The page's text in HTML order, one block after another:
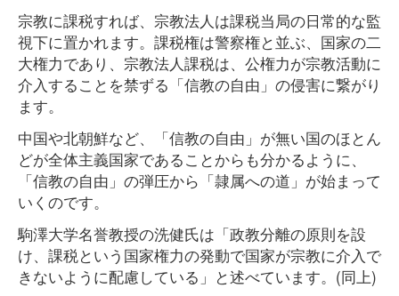
宗教に課税すれば、宗教法人は課税当局の日常的な監
視下に置かれます。課税権は警察権と並ぶ、国家の二
大権力であり、宗教法人課税は、公権力が宗教活動に
介入することを禁ずる「信教の自由」の侵害に繋がり
ます。
中国や北朝鮮など、「信教の自由」が無い国のほとん
どが全体主義国家であることからも分かるように、
「信教の自由」の弾圧から「隷属への道」が始まって
いくのです。
駒澤大学名誉教授の洗健氏は「政教分離の原則を設
け、課税という国家権力の発動で国家が宗教に介入で
きないように配慮している」と述べています。(同上)